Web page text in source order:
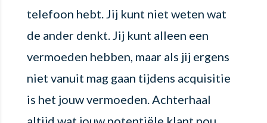
telefoon hebt. Jij kunt niet weten wat
de ander denkt. Jij kunt alleen een
vermoeden hebben, maar als jij ergens
niet vanuit mag gaan tijdens acquisitie
is het jouw vermoeden. Achterhaal